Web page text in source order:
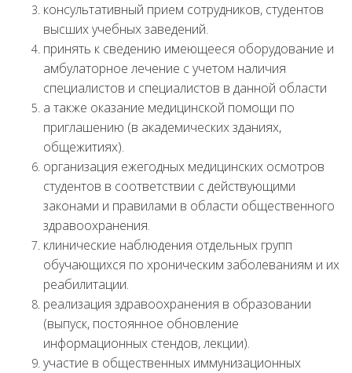
консультативный прием сотрудников, студентов
высших учебных заведений.
принять к сведению имеющееся оборудование и
амбулаторное лечение с учетом наличия
специалистов и специалистов в данной области
а также оказание медицинской помощи по
приглашению (в академических зданиях,
общежитиях).
организация ежегодных медицинских осмотров
студентов в соответствии с действующими
законами и правилами в области общественного
здравоохранения.
клинические наблюдения отдельных групп
обучающихся по хроническим заболеваниям и их
реабилитации.
реализация здравоохранения в образовании
(выпуск, постоянное обновление
информационных стендов, лекции).
участие в общественных иммунизационных